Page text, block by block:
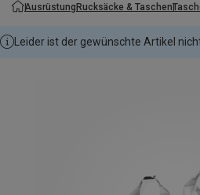
AusrüstungRucksäcke & Taschen
Leider ist der gewünschte Artikel